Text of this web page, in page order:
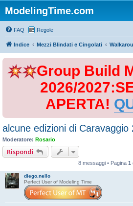
ModelingTime.com
FAQ Regole
Indice Mezzi Blindati e Cingolati
Group Build
2026/
APERTA!
alcune edizioni di Caravaggio
Moderatore: Rosario
Rispondi
8 messaggi • Pagina 1
diego.nello
Perfect User of Modeling Time